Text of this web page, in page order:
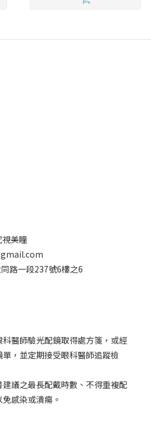
美瞳
路一段237號6樓之6
醫師驗光配鏡取得處方箋，或經
，並定期接受眼科醫師追蹤檢
議之最長配戴時數、不得重複配
感染或潰瘍。